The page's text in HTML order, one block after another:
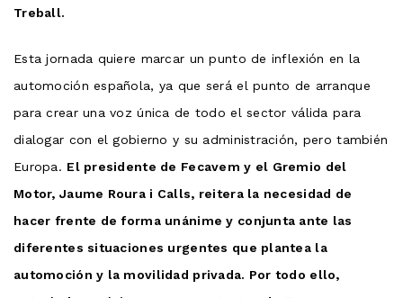
Treball.
Esta jornada quiere marcar un punto de inflexión en la
automoción española, ya que será el punto de arranque
para crear una voz única de todo el sector válida para
dialogar con el gobierno y su administración, pero también
Europa. El presidente de Fecavem y el Gremio del
Motor, Jaume Roura i Calls, reitera la necesidad de
hacer frente de forma unánime y conjunta ante las
diferentes situaciones urgentes que plantea la
automoción y la movilidad privada. Por todo ello,